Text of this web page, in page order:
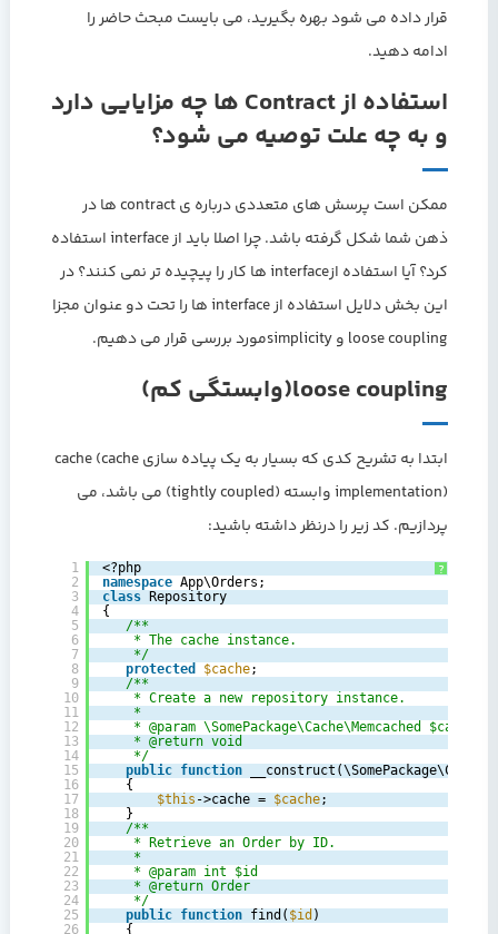
قرار داده می شود بهره بگیرید، می بایست مبحث حاضر را
ادامه دهید.
استفاده از Contract ها چه مزایایی دارد
و به چه علت توصیه می شود؟
ممکن است پرسش های متعددی درباره ی contract ها در
ذهن شما شکل گرفته باشد. چرا اصلا باید از interface استفاده
کرد؟ آیا استفاده ازinterface ها کار را پیچیده تر نمی کنند؟ در
این بخش دلایل استفاده از interface ها را تحت دو عنوان مجزا
loose coupling و simplicityمورد بررسی قرار می دهیم.
loose coupling(وابستگی کم)
ابتدا به تشریح کدی که بسیار به یک پیاده سازی cache (cache
implementation) وابسته (tightly coupled) می باشد، می
پردازیم. کد زیر را درنظر داشته باشید:
?
1
2
3
4
5
6
7
8
9
10
11
12
13
14
15
16
17
18
19
20
21
22
23
24
25
26
<?php
namespace App\Orders;
class Repository
{
/**
* The cache instance.
*/
protected
$cache;
/**
* Create a new repository instance.
*
* @param \SomePackage\Cache\Memcached $cache
* @return void
*/
public function
{
$this ->cache = $cache;
}
/**
* Retrieve an Order by ID.
*
* @param int $id
* @return Order
*/
public function find( $id )
{